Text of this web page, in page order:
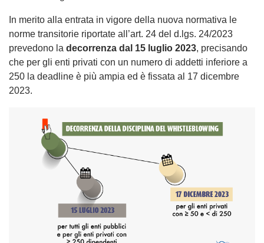
In merito alla entrata in vigore della nuova normativa le
norme transitorie riportate all’art. 24 del d.lgs. 24/2023
prevedono la decorrenza dal 15 luglio 2023, precisando
che per gli enti privati con un numero di addetti inferiore a
250 la deadline è più ampia ed è fissata al 17 dicembre
2023.